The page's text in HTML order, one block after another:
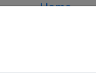
Home